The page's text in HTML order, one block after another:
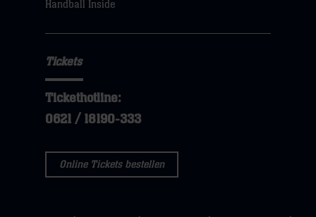
Handball Inside
Tickets
Tickethotline:
0621 / 18190-333
Online Tickets bestellen